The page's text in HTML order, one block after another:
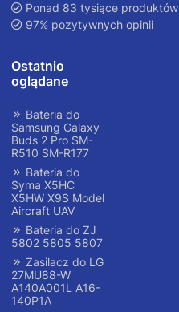
Ponad 83 tysiące produktów
97% pozytywnych opinii
Ostatnio
oglądane
Bateria do
Samsung Galaxy
Buds 2 Pro SM-
R510 SM-R177
Bateria do
Syma X5HC
X5HW X9S Model
Aircraft UAV
Bateria do ZJ
5802 5805 5807
Zasilacz do LG
27MU88-W
A140A001L A16-
140P1A